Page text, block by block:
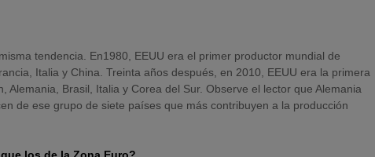
tendencia. En1980, EEUU era el primer productor mundial de
Italia y China. Treinta años después, en 2010, EEUU era la primera
Brasil, Italia y Corea del Sur. Observe el lector que Alemania
de ese grupo de siete países que más contribuyen a la producción